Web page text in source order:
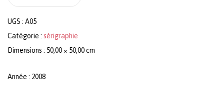
UGS : A05
Catégorie : sérigraphie
Dimensions : 50,00 × 50,00 cm
Année : 2008